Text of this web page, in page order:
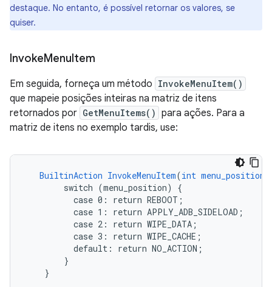
destaque. No entanto, é possível retornar os valores, se
quiser.
InvokeMenu Item
Em seguida, forneça um método InvokeMenuItem()
que mapeie posições inteiras na matriz de itens
retornados por GetMenuItems() para ações. Para a
matriz de itens no exemplo tardis, use:
BuiltinAction InvokeMenuItem(int menu_position
switch (menu_position)
{
case 0: return REBOOT ;
case 1: return APPLY_ADB_SIDELOAD ;
case 2: return WIPE_DATA ;
case 3: return WIPE_CACHE ;
default : return NO_ACTION ;
}
}